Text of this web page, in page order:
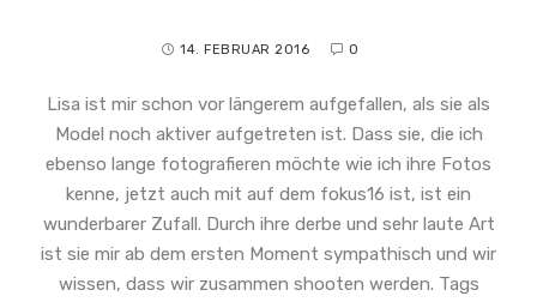
14. FEBRUAR 2016 0
Lisa ist mir schon vor längerem aufgefallen, als sie als
Model noch aktiver aufgetreten ist. Dass sie, die ich
ebenso lange fotografieren möchte wie ich ihre Fotos
kenne, jetzt auch mit auf dem fokus16 ist, ist ein
wunderbarer Zufall. Durch ihre derbe und sehr laute Art
ist sie mir ab dem ersten Moment sympathisch und wir
wissen, dass wir zusammen shooten werden. Tags